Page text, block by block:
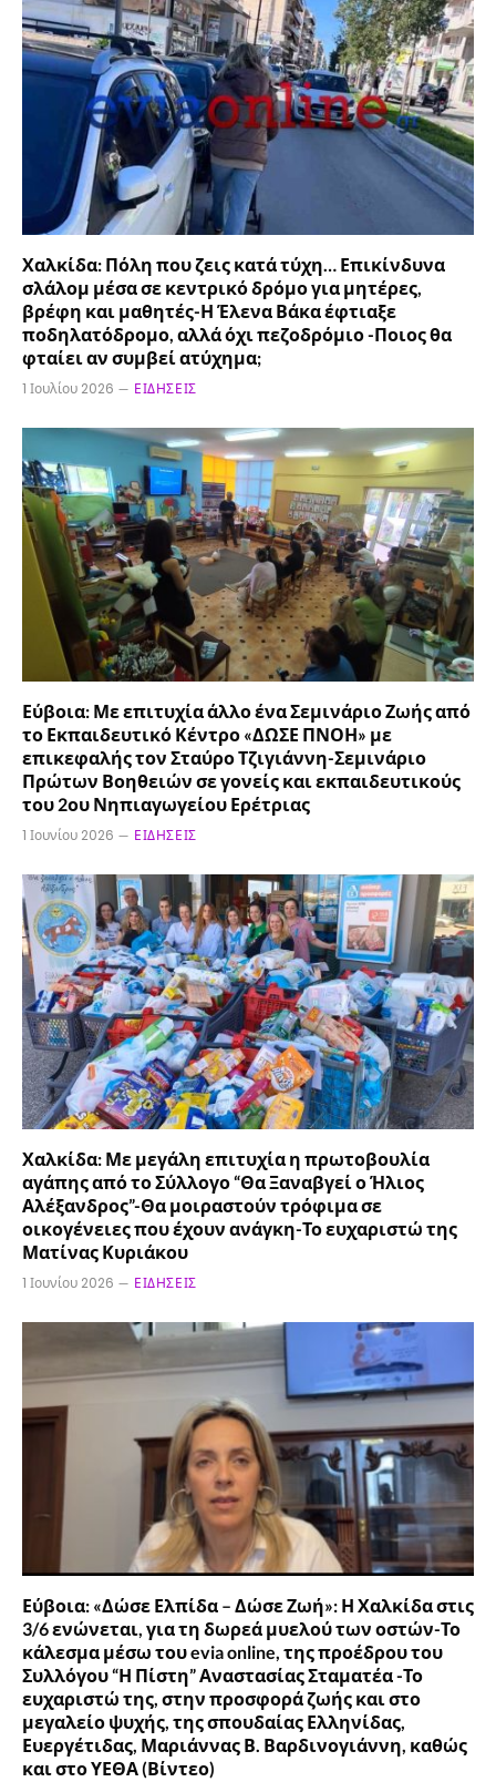
Χαλκίδα: Πόλη που ζεις κατά τύχη… Επικίνδυνα
σλάλομ μέσα σε κεντρικό δρόμο για μητέρες,
βρέφη και μαθητές-Η Έλενα Βάκα έφτιαξε
ποδηλατόδρομο, αλλά όχι πεζοδρόμιο -Ποιος θα
φταίει αν συμβεί ατύχημα;
1 Ιουλίου 2026 ΕΙΔΉΣΕΙΣ
Εύβοια: Με επιτυχία άλλο ένα Σεμινάριο Ζωής από
το Εκπαιδευτικό Κέντρο «ΔΩΣΕ ΠΝΟΗ» με
επικεφαλής τον Σταύρο Τζιγιάννη-Σεμινάριο
Πρώτων Βοηθειών σε γονείς και εκπαιδευτικούς
του 2ου Νηπιαγωγείου Ερέτριας
1 Ιουνίου 2026 ΕΙΔΉΣΕΙΣ
Χαλκίδα: Με μεγάλη επιτυχία η πρωτοβουλία
αγάπης από το Σύλλογο “Θα Ξαναβγεί ο Ήλιος
Αλέξανδρος”-Θα μοιραστούν τρόφιμα σε
οικογένειες που έχουν ανάγκη-Το ευχαριστώ της
Ματίνας Κυριάκου
1 Ιουνίου 2026 ΕΙΔΉΣΕΙΣ
Εύβοια: «Δώσε Ελπίδα – Δώσε Ζωή»: Η Χαλκίδα στις
3/6 ενώνεται, για τη δωρεά μυελού των οστών-Το
κάλεσμα μέσω του evia online, της προέδρου του
Συλλόγου “Η Πίστη” Αναστασίας Σταματέα -Το
ευχαριστώ της, στην προσφορά ζωής και στο
μεγαλείο ψυχής, της σπουδαίας Ελληνίδας,
Ευεργέτιδας, Μαριάννας Β. Βαρδινογιάννη, καθώς
και στο ΥΕΘΑ (Βίντεο)